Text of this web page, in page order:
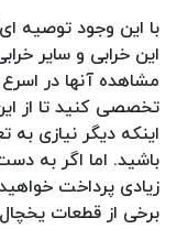
با این وجود توصیه
این خرابی و سایر
مشاهده آنها در
تخصصی کنید تا از
اینکه دیگر نیازی
باشید. اما اگر به
زیادی پرداخت
برخی از قطعات